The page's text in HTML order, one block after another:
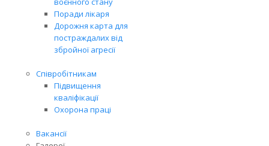
Поради лікаря
Дорожня карта для
постраждалих від
збройної агресії
Співробітникам
Підвищення
кваліфікації
Охорона праці
Вакансії